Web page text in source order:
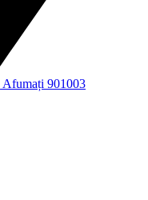
Afumați 901003